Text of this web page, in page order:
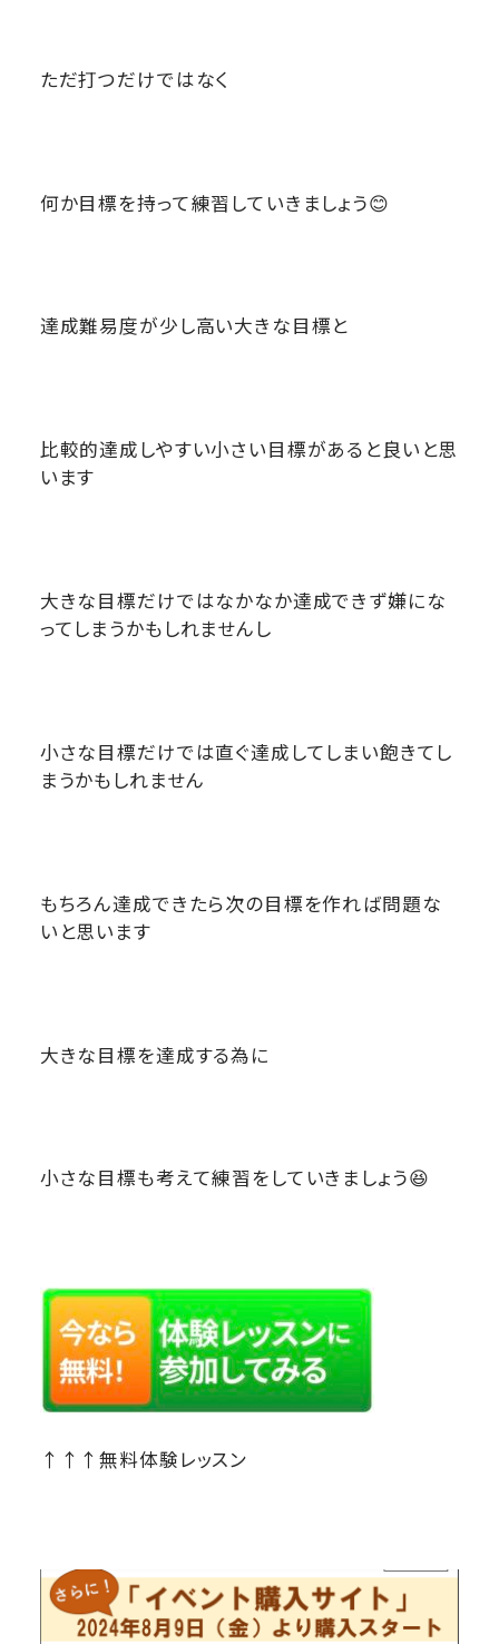
ただ打つだけではなく
何か目標を持って練習していきましょう😊
達成難易度が少し高い大きな目標と
比較的達成しやすい小さい目標があると良いと思
います
大きな目標だけではなかなか達成できず嫌にな
ってしまうかもしれませんし
小さな目標だけでは直ぐ達成してしまい飽きてし
まうかもしれません
もちろん達成できたら次の目標を作れば問題な
いと思います
大きな目標を達成する為に
小さな目標も考えて練習をしていきましょう😆
↑↑↑無料体験レッスン